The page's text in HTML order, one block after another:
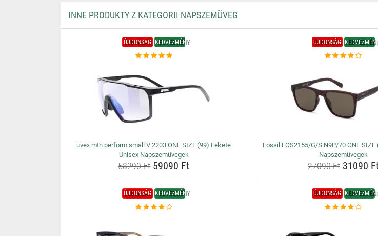
INNE PRODUKTY Z KATEGORII NAPSZEMÜVEG
ÚJDONSÁG KEDVEZMÉNY
uvex mtn perform small V 2203 ONE SIZE (99) Fekete
Unisex Napszemüvegek
58290 Ft59090 Ft
ÚJDONSÁG
Fossil FOS2155/G/S N9P/70 ONE SIZE
Napszemüvegek
27090 Ft31090
ÚJDONSÁG KEDVEZMÉNY ÚJDONSÁG